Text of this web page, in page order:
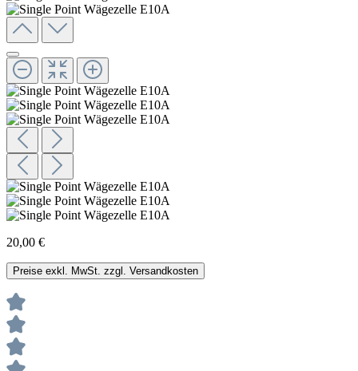
20,00 €
Preise exkl. MwSt. zzgl. Versandkosten